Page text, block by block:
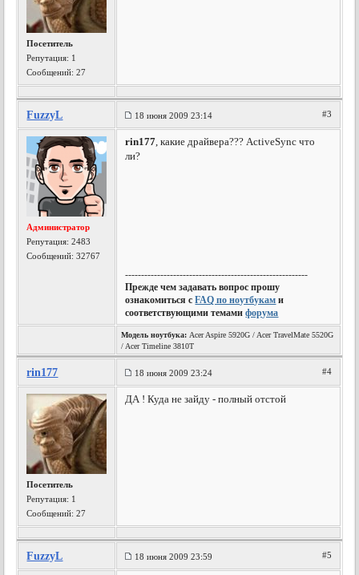
Посетитель
Репутация: 1
Сообщений: 27
FuzzyL 18 июня 2009 23:14 #3
Администратор
Репутация:2483
Сообщений: 32767
rin177, какие драйвера??? ActiveSync что
ли?
---------------------------------------------------------
Прежде чем задавать вопрос прошу
ознакомиться сFAQ по ноутбукам и
соответствующими темамифорума
Модель ноутбука: Acer Aspire 5920G / Acer TravelMate 5520G
/ Acer Timeline 3810T
rin177 18 июня 2009 23:24 #4
Посетитель
Репутация: 1
Сообщений: 27
ДА ! Куда не зайду - полный отстой
FuzzyL 18 июня 2009 23:59 #5